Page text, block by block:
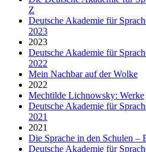
Z
Deutsche Akademie für
2023
2023
Deutsche Akademie für
2022
Mein Nachbar auf der Wolke
2022
Mechtilde Lichnowsky: Werke
Deutsche Akademie für
2021
2021
Die Sprache in den Schulen –
Deutsche Akademie für